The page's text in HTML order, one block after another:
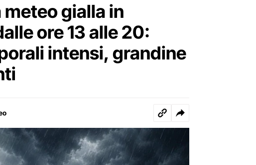
gialla in
ore 13 alle 20:
intensi, grandine